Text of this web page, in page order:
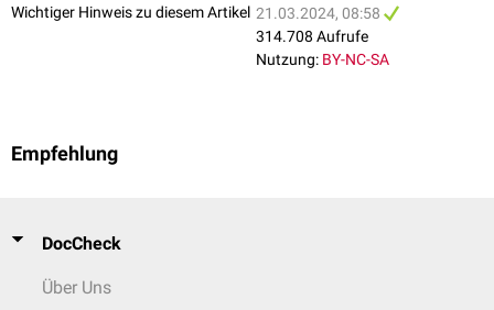
Wichtiger Hinweis zu diesem Artikel 21.03.2024, 08:58
314.708 Aufrufe
Nutzung: BY-NC-SA
Empfehlung
DocCheck
Über Uns